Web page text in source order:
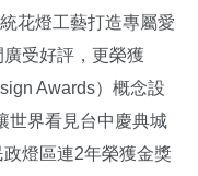
花燈工藝打造專屬愛
受好評，更榮獲
Awards）概念設
世界看見台中慶典城
燈區連2年榮獲金獎